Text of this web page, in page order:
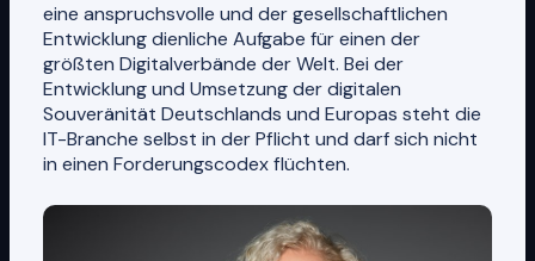
eine anspruchsvolle und der gesellschaftlichen
Entwicklung dienliche Aufgabe für einen der
größten Digitalverbände der Welt. Bei der
Entwicklung und Umsetzung der digitalen
Souveränität Deutschlands und Europas steht die
IT-Branche selbst in der Pflicht und darf sich nicht
in einen Forderungscodex flüchten.